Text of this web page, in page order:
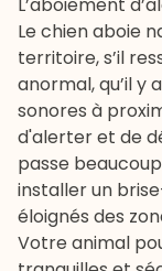
Le chien aboie
territoire, s’il
anormal, qu’il y
sonores à
d'alerter et de
passe
installer un
éloignés des
Votre animal